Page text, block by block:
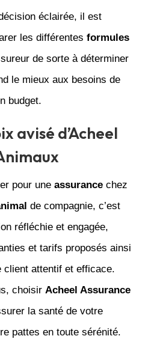
éclairée, il est
les différentes formules
de sorte à déterminer
le mieux aux besoins de
budget.
avisé d’Acheel
pour une assurancechez
de compagnie, c’est
réfléchie et engagée,
et tarifs proposés ainsi
client attentif et efficace.
choisir Acheel Assurance
la santé de votre
pattes en toute sérénité.